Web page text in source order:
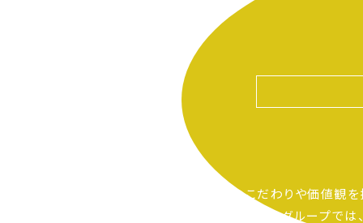
自分たちのこだわりや価値観
ピアーサーティーグループでは